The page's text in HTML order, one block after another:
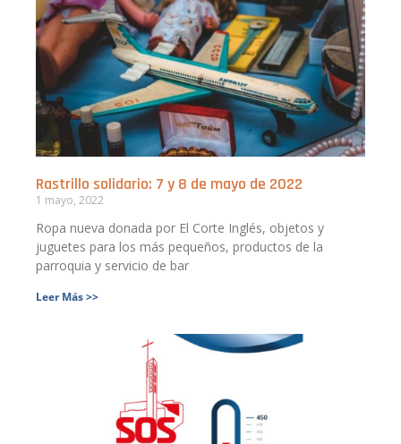
Rastrillo solidario: 7 y 8 de mayo de 2022
1 mayo, 2022
Ropa nueva donada por El Corte Inglés, objetos y
juguetes para los más pequeños, productos de la
parroquia y servicio de bar
Leer Más >>